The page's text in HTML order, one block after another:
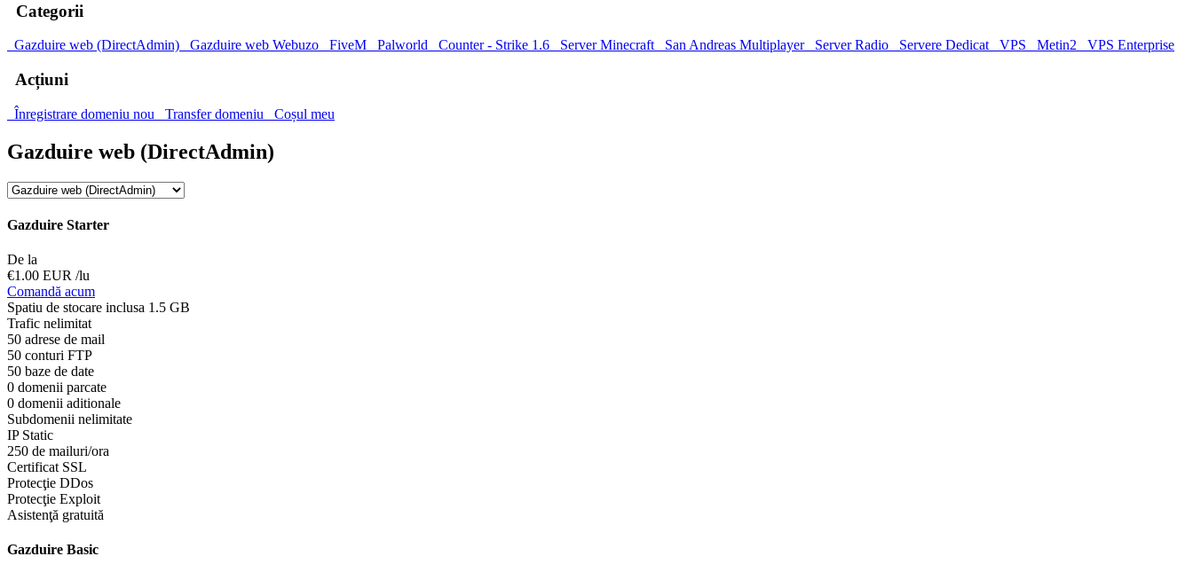
Categorii
Gazduire web (DirectAdmin) Gazduire web Webuzo FiveM Palworld Counter - Strike 1.6 Server Minecraft San Andreas Multiplayer Server Radio Servere Dedicat VPS Metin2 VPS Enterprise
Acțiuni
Înregistrare domeniu nou Transfer domeniu Coșul meu
Gazduire web (DirectAdmin)
Gazduire Starter
De la
€1.00 EUR /lu
Comandă acum
Spatiu de stocare inclusa 1.5 GB
Trafic nelimitat
50 adrese de mail
50 conturi FTP
50 baze de date
0 domenii parcate
0 domenii aditionale
Subdomenii nelimitate
IP Static
250 de mailuri/ora
Certificat SSL
Protecţie DDos
Protecţie Exploit
Asistenţă gratuită
Gazduire Basic